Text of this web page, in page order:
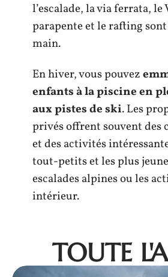
l’escalade, la via ferrata, le
parapente et le rafting
main.
En hiver, vous pouvez
enfants à la piscine en
aux pistes de ski. Les
privés offrent souvent des
et des activités
tout-petits et les plus
escalades alpines ou les
intérieur.
TOUTE